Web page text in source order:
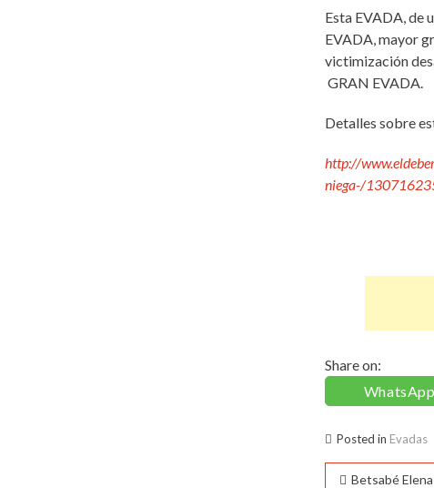
Esta EVADA, de
EVADA, mayor
victimización
GRAN EVADA.
Detalles sobre
http://
niega-/
Share on:
WhatsApp
Posted in Evadas
Betsabé